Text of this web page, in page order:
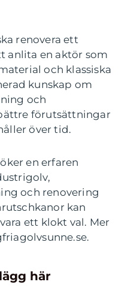
renovera ett
anlita en aktör som
och klassiska
kunskap om
och
förutsättningar
över tid.
en erfaren
och renovering
kan
ett klokt val. Mer
här